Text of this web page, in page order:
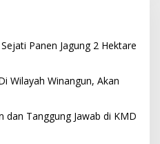
Panen Jagung 2 Hektare
Wilayah Winangun, Akan
dan Tanggung Jawab di KMD